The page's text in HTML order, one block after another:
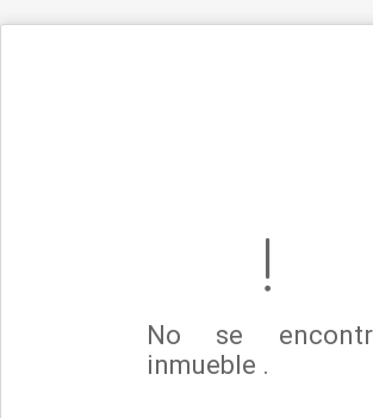
No se
inmueble .